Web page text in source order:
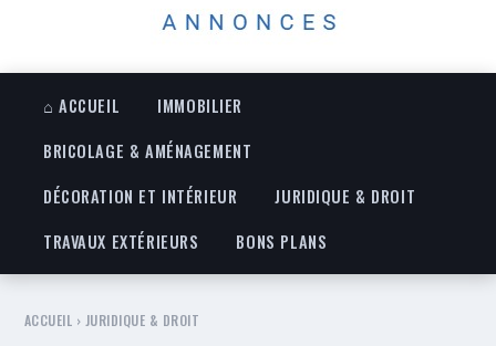
⌂ ACCUEIL
IMMOBILIER
BRICOLAGE & AMÉNAGEMENT
DÉCORATION ET INTÉRIEUR
JURIDIQUE & DROIT
TRAVAUX EXTÉRIEURS
BONS PLANS
ACCUEIL › JURIDIQUE & DROIT